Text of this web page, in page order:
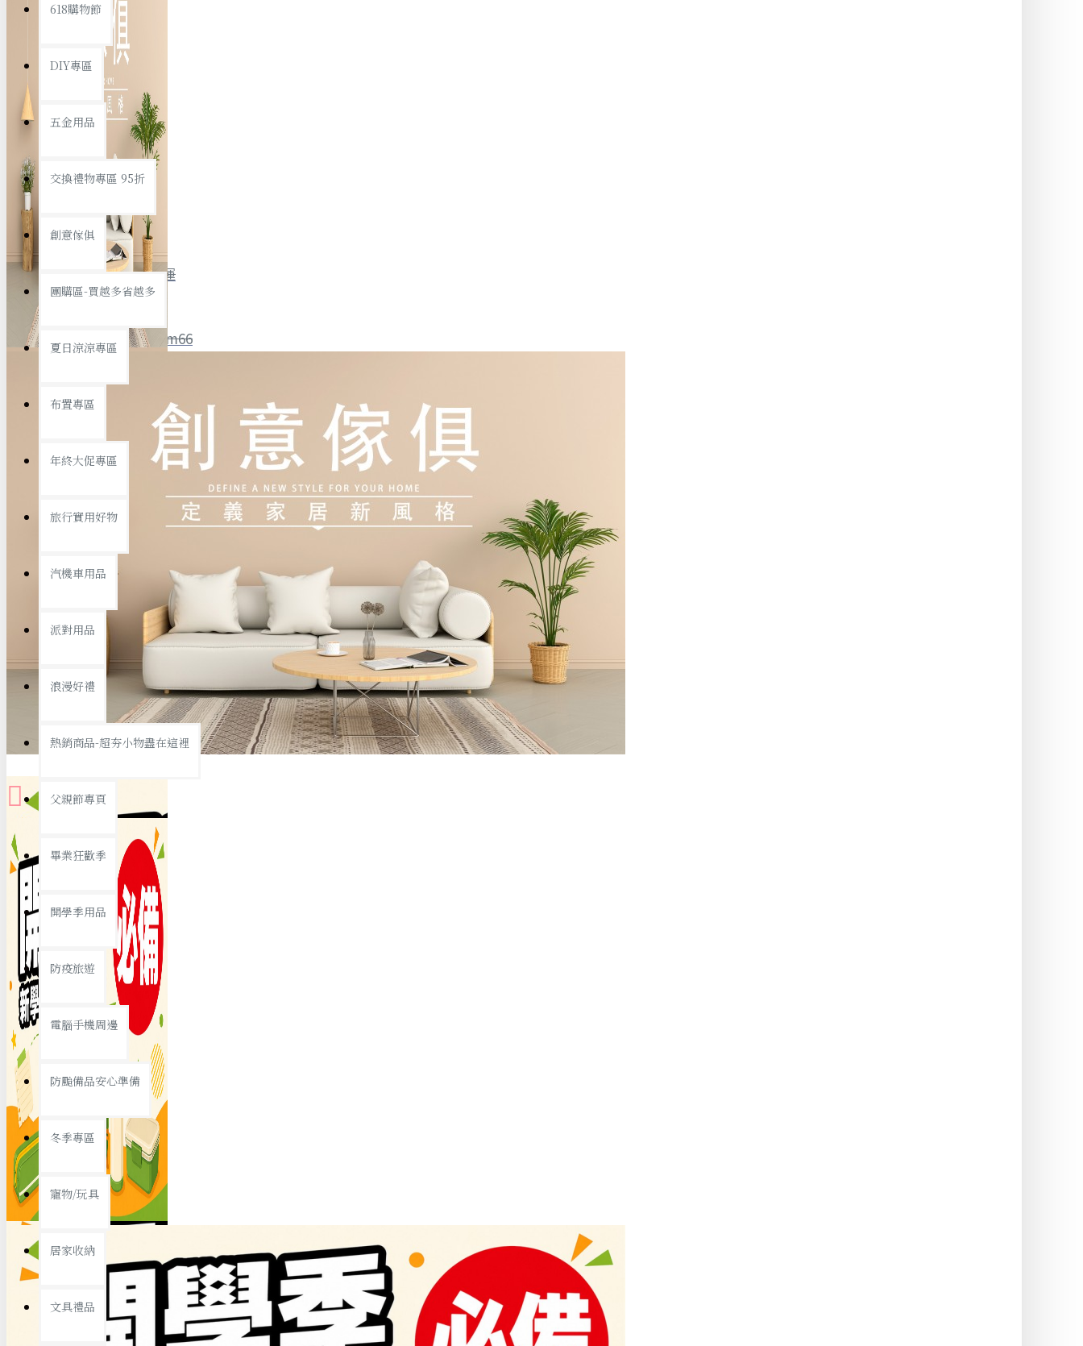
全館限時滿799免運
聯絡我們 ID : @ym66
優惠活動 最新活動
個人衛浴用品
浴室置物/收納
旅行收納
汽機車用品
查看更多
置物架/收納櫃
銅板精選
19元專區
39元專區
節慶熱賣
春節/新年
618購物節
DIY專區
五金用品
交換禮物專區 95折
創意傢俱
團購區-買越多省越多
夏日涼涼專區
布置專區
年終大促專區
旅行實用好物
汽機車用品
派對用品
浪漫好禮
熱銷商品-超夯小物盡在這裡
父親節專頁
畢業狂歡季
開學季用品
防疫旅遊
電腦手機周邊
防颱備品安心準備
冬季專區
寵物/玩具
居家收納
文具禮品